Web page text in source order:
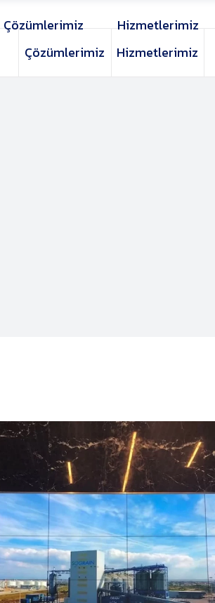
Çözümlerimiz Hizmetlerimiz
Çözümlerimiz Hizmetlerimiz